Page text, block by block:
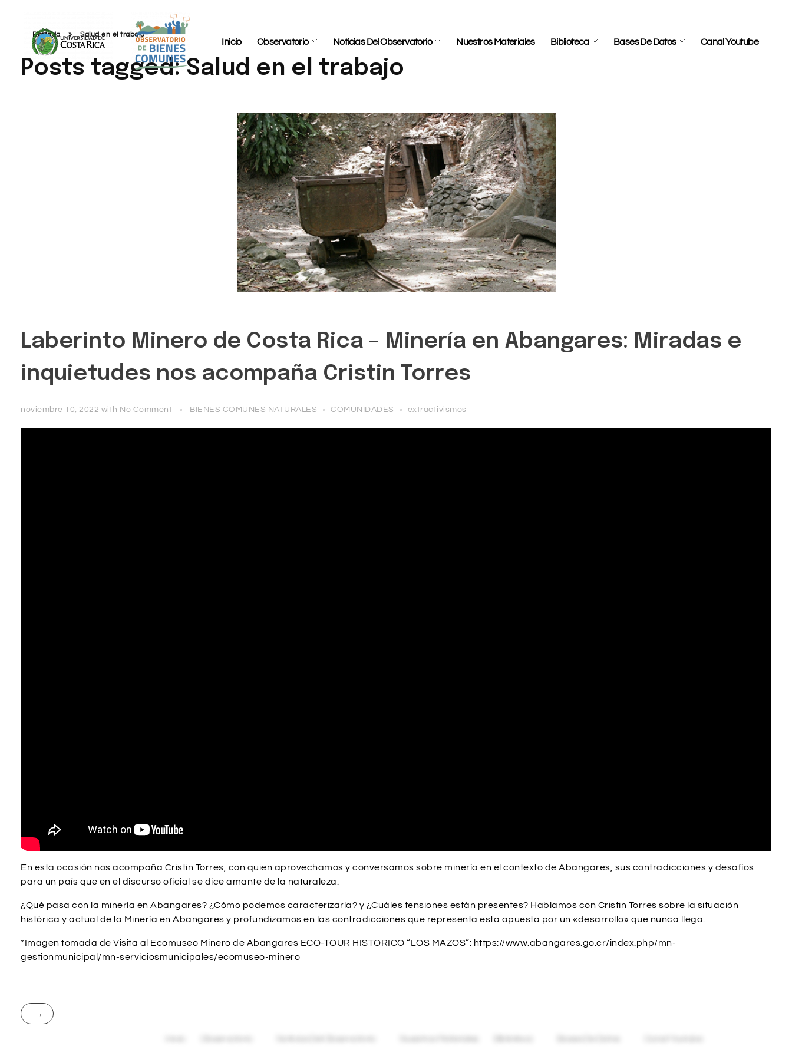
Inicio Observatorio Noticias Del Observatorio Nuestros Materiales Biblioteca Bases De Datos Canal Youtube
Portada » Salud en el trabajo
Posts tagged: Salud en el trabajo
Laberinto Minero de Costa Rica – Minería en Abangares: Miradas e
inquietudes nos acompaña Cristin Torres
noviembre 10, 2022 with No Comment BIENES COMUNES NATURALES COMUNIDADES extractivismos
En esta ocasión nos acompaña Cristin Torres, con quien aprovechamos y conversamos sobre minería en el contexto de Abangares, sus contradicciones y desafíos
para un país que en el discurso oficial se dice amante de la naturaleza.
¿Qué pasa con la minería en Abangares? ¿Cómo podemos caracterizarla? y ¿Cuáles tensiones están presentes? Hablamos con Cristin Torres sobre la situación
histórica y actual de la Minería en Abangares y profundizamos en las contradicciones que representa esta apuesta por un «desarrollo» que nunca llega.
*Imagen tomada de Visita al Ecomuseo Minero de Abangares ECO-TOUR HISTORICO “LOS MAZOS”: https://www.abangares.go.cr/index.php/mn-
gestionmunicipal/mn-serviciosmunicipales/ecomuseo-minero